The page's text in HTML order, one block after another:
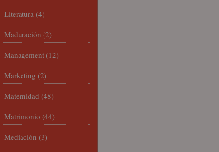
Literatura (4)
Maduración (2)
Management (12)
Marketing (2)
Maternidad (48)
Matrimonio (44)
Mediación (3)